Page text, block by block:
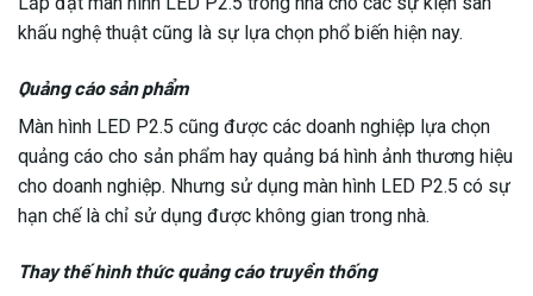
khấu nghệ thuật cũng là sự lựa chọn phổ biến hiện nay.
Quảng cáo sản phẩm
Màn hình LED P2.5 cũng được các doanh nghiệp lựa chọn
quảng cáo cho sản phẩm hay quảng bá hình ảnh thương hiệu
cho doanh nghiệp. Nhưng sử dụng màn hình LED P2.5 có sự
hạn chế là chỉ sử dụng được không gian trong nhà.
Thay thế hình thức quảng cáo truyền thống